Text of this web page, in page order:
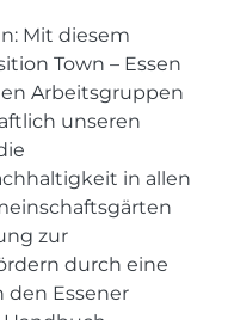
Mit diesem
Town – Essen
Arbeitsgruppen
unseren
in allen
zur
durch eine
Essener